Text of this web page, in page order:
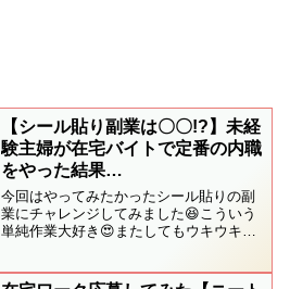
【シール貼り副業は〇〇!?】未経
験主婦が在宅バイトで定番の内職
をやった結果…
今回はやってみたかったシール貼りの副
業にチャレンジしてみました😆こういう
単純作業大好き😍またしてもウキウキ気
し、いざ資材が届いてみると…😱こんな